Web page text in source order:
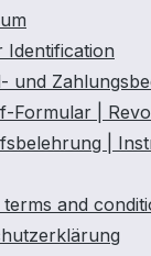
Identification
und
Formular |
|
and